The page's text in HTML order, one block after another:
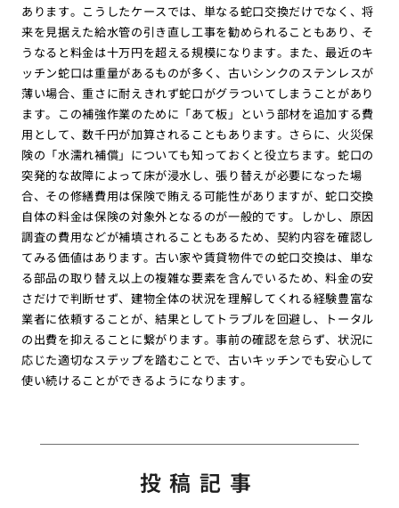
あります。こうしたケースでは、単なる蛇口交換だけでなく、将
来を見据えた給水管の引き直し工事を勧められることもあり、そ
うなると料金は十万円を超える規模になります。また、最近のキ
ッチン蛇口は重量があるものが多く、古いシンクのステンレスが
薄い場合、重さに耐えきれず蛇口がグラついてしまうことがあり
ます。この補強作業のために「あて板」という部材を追加する費
用として、数千円が加算されることもあります。さらに、火災保
険の「水濡れ補償」についても知っておくと役立ちます。蛇口の
突発的な故障によって床が浸水し、張り替えが必要になった場
合、その修繕費用は保険で賄える可能性がありますが、蛇口交換
自体の料金は保険の対象外となるのが一般的です。しかし、原因
調査の費用などが補填されることもあるため、契約内容を確認し
てみる価値はあります。古い家や賃貸物件での蛇口交換は、単な
る部品の取り替え以上の複雑な要素を含んでいるため、料金の安
さだけで判断せず、建物全体の状況を理解してくれる経験豊富な
業者に依頼することが、結果としてトラブルを回避し、トータル
の出費を抑えることに繋がります。事前の確認を怠らず、状況に
応じた適切なステップを踏むことで、古いキッチンでも安心して
使い続けることができるようになります。
投稿記事